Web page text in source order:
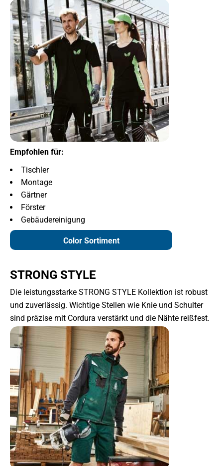
Empfohlen für:
Tischler
Montage
Gärtner
Förster
Gebäudereinigung
Color Sortiment
STRONG STYLE
Die leistungsstarke STRONG STYLE Kollektion ist robust
und zuverlässig. Wichtige Stellen wie Knie und Schulter
sind präzise mit Cordura verstärkt und die Nähte reißfest.